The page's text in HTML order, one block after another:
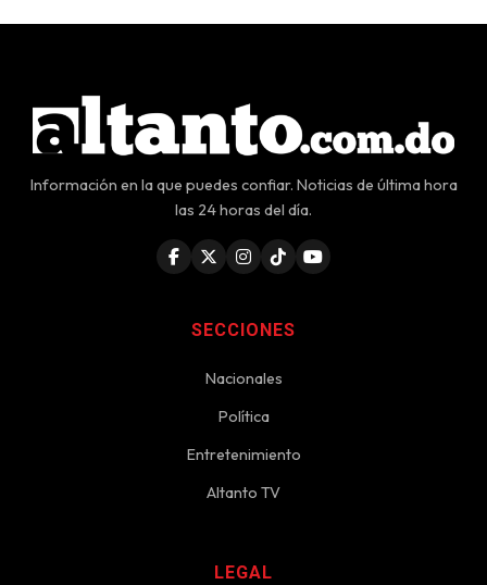
Información en la que puedes confiar. Noticias de última hora
las 24 horas del día.
SECCIONES
Nacionales
Política
Entretenimiento
Altanto TV
LEGAL